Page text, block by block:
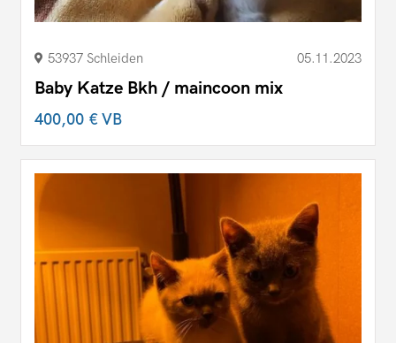
53937 Schleiden 05.11.2023
Baby Katze Bkh / maincoon mix
400,00 €VB